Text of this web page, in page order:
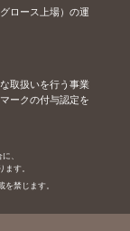
ロース上場）の運
取扱いを行う事業
ークの付与認定を
、
す。
禁じます。